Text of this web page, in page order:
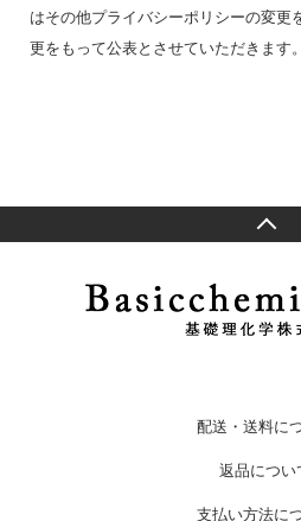
はその他プライバシーポリシーの変更
更をもって公表とさせていただきます。
配送・送料に
返品につい
支払い方法に